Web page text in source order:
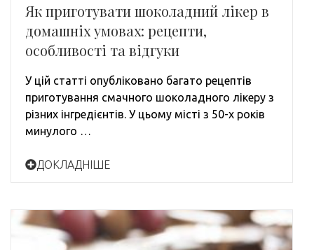
Як приготувати шоколадний лікер в
домашніх умовах: рецепти,
особливості та відгуки
У цій статті опубліковано багато рецептів
приготування смачного шоколадного лікеру з
різних інгредієнтів. У цьому місті з 50-х років
минулого …
ДОКЛАДНІШЕ